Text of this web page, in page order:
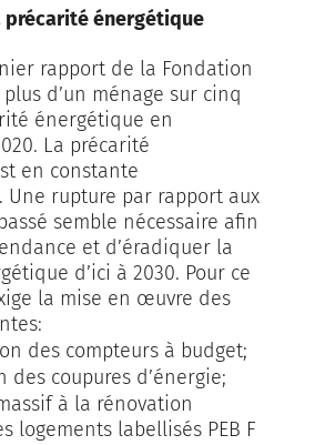
précarité énergétique
rapport de la Fondation
d’un ménage sur cinq
énergétique en
La précarité
en constante
Une rupture par rapport aux
semble nécessaire afin
et d’éradiquer la
d’ici à 2030. Pour ce
la mise en œuvre des
des compteurs à budget;
des coupures d’énergie;
à la rénovation
logements labellisés PEB F